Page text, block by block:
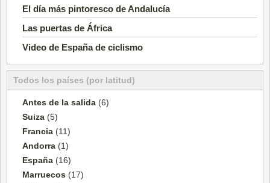
El día más pintoresco de Andalucía
Las puertas de África
Video de España de ciclismo
Todos los países (por latitud)
Antes de la salida (6)
Suiza (5)
Francia (11)
Andorra (1)
España (16)
Marruecos (17)